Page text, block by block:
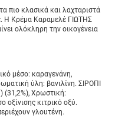
πιο κλασικά και λαχταριστά
Η Κρέμα Καραμελέ ΓΙΩΤΗΣ
ολόκληρη την οικογένεια
μέσο: καραγενάνη,
ύλη: βανιλίνη. ΣΙΡΟΠΙ
Χρωστική:
κιτρικό οξύ.
γλουτένη.